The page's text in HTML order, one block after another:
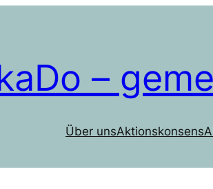
–
Über unsAktionskonsens